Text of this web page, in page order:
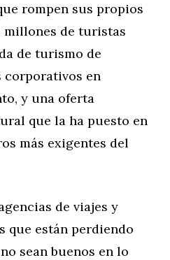
rompen sus propios
millones de turistas
de turismo de
corporativos en
y una oferta
que la ha puesto en
más exigentes del
de viajes y
que están perdiendo
sean buenos en lo